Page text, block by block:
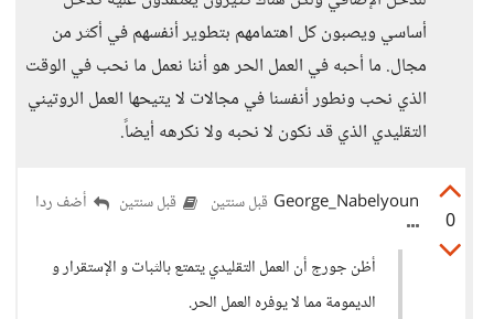
أساسي ويصبون كل اهتمامهم بتطوير أنفسهم في أكثر من
مجال. ما أحبه في العمل الحر هو أننا نعمل ما نحب في الوقت
الذي نحب ونطور أنفسنا في مجالات لا يتيحها العمل الروتيني
التقليدي الذي قد نكون لا نحبه ولا نكرهه أيضاً.
0
George_Nabelyoun قبل سنتين قبل سنتين أضف ردا
أظن جورج أن العمل التقليدي يتمتع بالثبات و الإستقرار و
الديمومة مما لا يوفره العمل الحر.